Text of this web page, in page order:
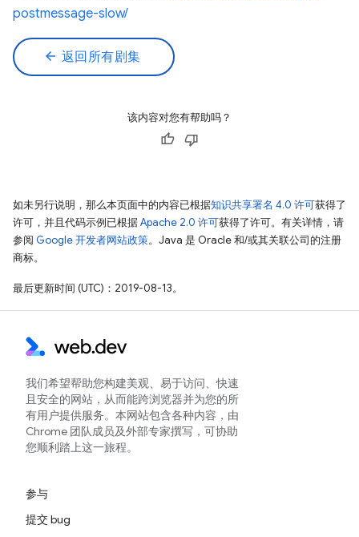
postmessage-slow/
arrow_back 返回所有剧集
该内容对您有帮助吗？
如未另行说明，那么本页面中的内容已根据知识共享署名 4.0 许可获得了
许可，并且代码示例已根据Apache 2.0 许可获得了许可。有关详情，请
参阅 Google 开发者网站政策。Java 是 Oracle 和/或其关联公司的注册
商标。
最后更新时间 (UTC)：2019-08-13。
我们希望帮助您构建美观、易于访问、快速
且安全的网站，从而能跨浏览器并为您的所
有用户提供服务。本网站包含各种内容，由
Chrome 团队成员及外部专家撰写，可协助
您顺利踏上这一旅程。
参与
提交 bug